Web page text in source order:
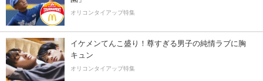
オリコンタイアップ特集
イケメンてんこ盛り！尊すぎる男子の純情ラブに胸
キュン
オリコンタイアップ特集